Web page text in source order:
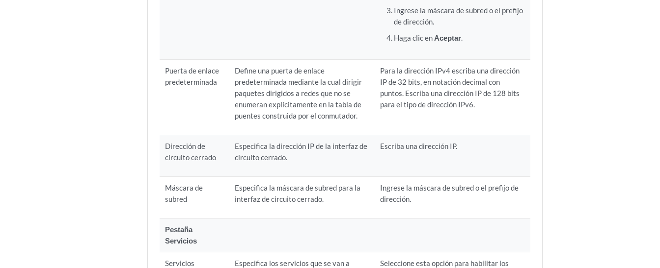
Ingrese la máscara de subred o el prefijo
de dirección.
Haga clic en Aceptar.
Puerta de enlace
predeterminada
Define una puerta de enlace
predeterminada mediante la cual dirigir
paquetes dirigidos a redes que no se
enumeran explícitamente en la tabla de
puentes construida por el conmutador.
Para la dirección IPv4 escriba una dirección
IP de 32 bits, en notación decimal con
puntos. Escriba una dirección IP de 128 bits
para el tipo de dirección IPv6.
Dirección de
circuito cerrado
Especifica la dirección IP de la interfaz de
circuito cerrado.
Escriba una dirección IP.
Máscara de
subred
Especifica la máscara de subred para la
interfaz de circuito cerrado.
Ingrese la máscara de subred o el prefijo de
dirección.
Pestaña
Servicios
Servicios
Especifica los servicios que se van a
Seleccione esta opción para habilitar los